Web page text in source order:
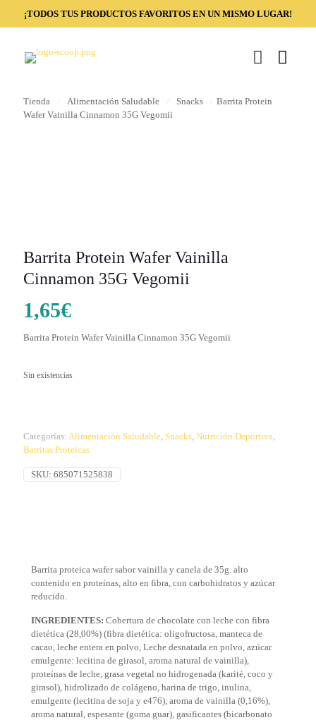
¡TODOS TUS PRODUCTOS FAVORITOS EN UN MISMO LUGAR!
Tienda Alimentación Saludable Snacks
Barrita Protein
Wafer Vainilla Cinnamon 35G Vegomii
Barrita Protein Wafer Vainilla
Cinnamon 35G Vegomii
1,65€
Barrita Protein Wafer Vainilla Cinnamon 35G Vegomii
Sin existencias
Categorías: Alimentación Saludable, Snacks, Nutrición Deportiva,
Barritas Proteicas
SKU: 685071525838
Barrita proteica wafer sabor vainilla y canela de 35g. alto
contenido en proteínas, alto en fibra, con carbohidratos y azúcar
reducido.
INGREDIENTES: Cobertura de chocolate con leche con fibra
dietética (28,00%) (fibra dietética: oligofructosa, manteca de
cacao, leche entera en polvo, Leche desnatada en polvo, azúcar
emulgente: lecitina de girasol, aroma natural de vainilla),
proteínas de leche, grasa vegetal no hidrogenada (karité, coco y
girasol), hidrolizado de colágeno, harina de trigo, inulina,
emulgente (lecitina de soja y e476), aroma de vainilla (0,16%),
aroma natural, espesante (goma guar), gasificantes (bicarbonato